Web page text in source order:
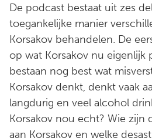
De podcast bestaat uit zes
toegankelijke manier
Korsakov behandelen. De
op wat Korsakov nu eigenlijk
bestaan nog best wat
Korsakov denkt, denkt vaak
langdurig en veel alcohol
Korsakov nou echt? Wie zijn
aan Korsakov en welke